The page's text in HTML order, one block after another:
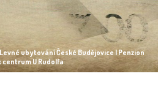
ubytování České Budějovice | Penzion
centrum U Rudolfa